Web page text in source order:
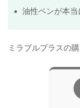
油性ペンが本
ミラブルプラスの